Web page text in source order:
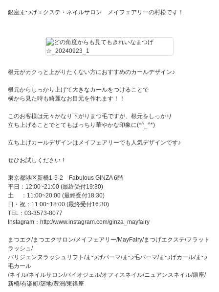
銀座まつげエクステ・ネイルサロン メイフェアリーの村松です！
根元がカクっと上がりたくない方におすすめのカールデザイン♪
根元からしっかり上げて大きなカールをつけることで
横から見た時も綺麗なお目元を作れます！！
このお客様は元々かなり下がりまつ毛ですが、根元をしっかり
立ち上げることでとてもぱっちり華やかな印象に(*^_^*)
立ち上げカールデザインはメイフェアリーでも人気デザインです♪
せひお試しください！
東京都港区新橋1-5-2 Fabulous GINZA 6階
平日：12:00~21:00 (最終受付19:30)
土 ：11:00~20:00 (最終受付18:30)
日・祝：11:00~18:00 (最終受付16:30)
TEL：03-3573-8077
Instagram：http://www.instagram.com/ginza_mayfairy
まつエク/まつエクサロン/メイフェアリー/MayFairy/まつげエクステ/フラット
ラッシュ/
パリジェンヌラッシュリフト/まつげパーマ/まつ毛パーマ/まつげカール/まつ
毛カール
/ネイル/ネイルサロン/バイオジェル/オフィスネイル/ニュアンスネイル/銀座/
新橋/有楽町/築地/豊洲/東銀座